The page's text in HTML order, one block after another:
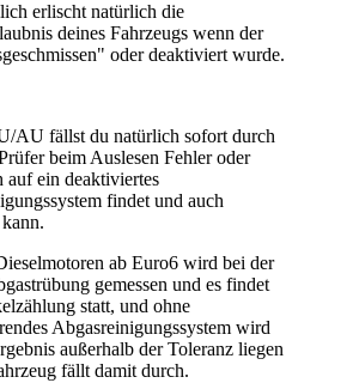
erlischt natürlich die
deines Fahrzeugs wenn der
oder deaktiviert wurde.
AU fällst du natürlich sofort durch
beim Auslesen Fehler oder
auf ein deaktiviertes
findet und auch
ab Euro6 wird bei der
gemessen und es findet
statt, und ohne
Abgasreinigungssystem wird
außerhalb der Toleranz liegen
fällt damit durch.